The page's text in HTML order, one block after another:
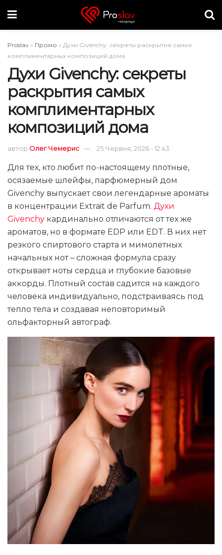
Proslav » Промо » Духи Givenchy: секреты раскрытия самых
комплиментарных композиций дома
Духи Givenchy: секреты
раскрытия самых
комплиментарных
композиций дома
автор Олег Чемерис 25 Червня, 2026 - 12:43
Для тех, кто любит по-настоящему плотные,
осязаемые шлейфы, парфюмерный дом
Givenchy выпускает свои легендарные ароматы
в концентрации Extrait de Parfum. Духи
Givenchy кардинально отличаются от тех же
ароматов, но в формате EDP или EDT. В них нет
резкого спиртового старта и мимолетных
начальных нот – сложная формула сразу
открывает ноты сердца и глубокие базовые
аккорды. Плотный состав садится на каждого
человека индивидуально, подстраиваясь под
тепло тела и создавая неповторимый
ольфакторный автограф.